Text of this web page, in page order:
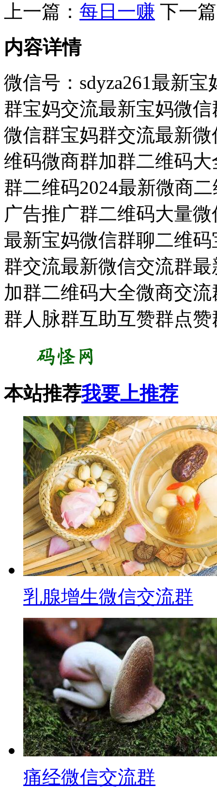
上一篇： 每日一赚 下一
内容详情
微信号：sdyza261最新
群宝妈交流最新宝妈微
微信群宝妈群交流最新
维码微商群加群二维码
群二维码2024最新微商
广告推广群二维码大量
最新宝妈微信群聊二维
群交流最新微信交流群
加群二维码大全微商交
群人脉群互助互赞群点
本站推荐我要上推荐
乳腺增生微信交流群
痛经微信交流群